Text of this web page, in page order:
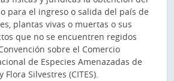
para el ingreso o salida del país de
plantas vivas o muertas o sus
que no se encuentren regidos
sobre el Comercio
de Especies Amenazadas de
Flora Silvestres (CITES).